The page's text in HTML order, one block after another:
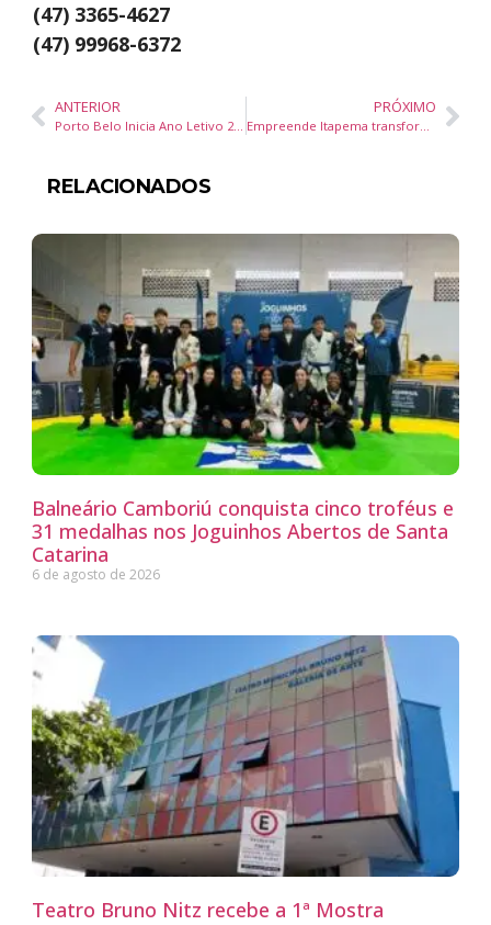
(47) 3365-4627
(47) 99968-6372
ANTERIOR
Porto Belo Inicia Ano Letivo 2025 com Enfoque na Inteligência Emocional na Educação
PRÓXIMO
Empreende Itapema transforma a rotina dos MEIs com Assistente Virtual no WhatsApp
RELACIONADOS
Balneário Camboriú conquista cinco troféus e
31 medalhas nos Joguinhos Abertos de Santa
Catarina
6 de agosto de 2026
Teatro Bruno Nitz recebe a 1ª Mostra